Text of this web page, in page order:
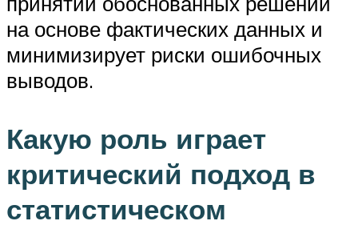
на основе фактических данных и
минимизирует риски ошибочных
выводов.
Какую роль играет
критический подход в
статистическом